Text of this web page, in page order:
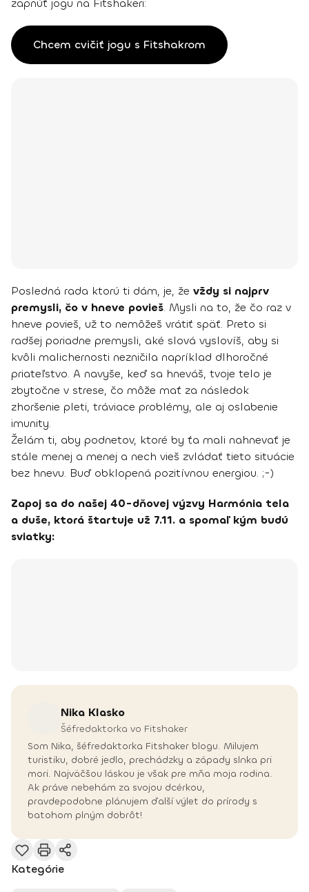
zapnúť jogu na Fitshakeri:
Chcem cvičiť jogu s Fitshakrom
Posledná rada ktorú ti dám, je, že vždy si najprv
premysli, čo v hneve povieš. Mysli na to, že čo raz v
hneve povieš, už to nemôžeš vrátiť späť. Preto si
radšej poriadne premysli, aké slová vyslovíš, aby si
kvôli malichernosti nezničila napríklad dlhoročné
priateľstvo. A navyše, keď sa hneváš, tvoje telo je
zbytočne v strese, čo môže mať za následok
zhoršenie pleti, tráviace problémy, ale aj oslabenie
imunity.
Želám ti, aby podnetov, ktoré by ťa mali nahnevať je
stále menej a menej a nech vieš zvládať tieto situácie
bez hnevu. Buď obklopená pozitívnou energiou. ;-)
Zapoj sa do našej 40-dňovej výzvy Harmónia tela
a duše, ktorá štartuje už 7.11. a spomaľ kým budú
sviatky:
Nika Klasko
Šéfredaktorka vo Fitshaker
Som Nika, šéfredaktorka Fitshaker blogu. Milujem
turistiku, dobré jedlo, prechádzky a západy slnka pri
mori. Najväčšou láskou je však pre mňa moja rodina.
Ak práve nebehám za svojou dcérkou,
pravdepodobne plánujem ďalší výlet do prírody s
batohom plným dobrôt!
Kategórie